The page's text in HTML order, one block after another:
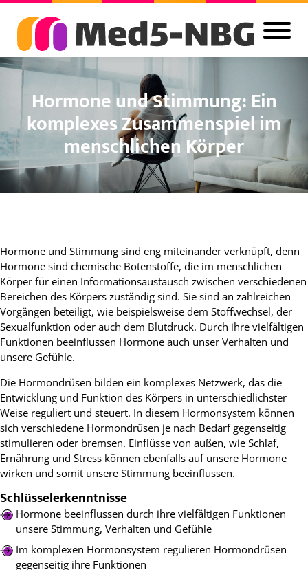
Hormone und Stimmung: Ein
komplexes Zusammenspiel im
menschlichen Körper
Hormone und Stimmung sind eng miteinander verknüpft, denn
Hormone sind chemische Botenstoffe, die im menschlichen
Körper für einen Informationsaustausch zwischen verschiedenen
Bereichen des Körpers zuständig sind. Sie sind an zahlreichen
Vorgängen beteiligt, wie beispielsweise dem Stoffwechsel, der
Sexualfunktion oder auch dem Blutdruck. Durch ihre vielfältigen
Funktionen beeinflussen Hormone auch unser Verhalten und
unsere Gefühle.
Die Hormondrüsen bilden ein komplexes Netzwerk, das die
Entwicklung und Funktion des Körpers in unterschiedlichster
Weise reguliert und steuert. In diesem Hormonsystem können
sich verschiedene Hormondrüsen je nach Bedarf gegenseitig
stimulieren oder bremsen. Einflüsse von außen, wie Schlaf,
Ernährung und Stress können ebenfalls auf unsere Hormone
wirken und somit unsere Stimmung beeinflussen.
Schlüsselerkenntnisse
Hormone beeinflussen durch ihre vielfältigen Funktionen
unsere Stimmung, Verhalten und Gefühle
Im komplexen Hormonsystem regulieren Hormondrüsen
gegenseitig ihre Funktionen